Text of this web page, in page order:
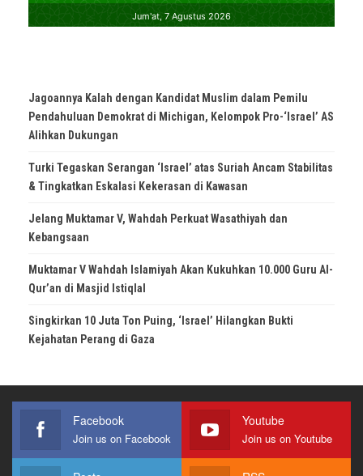
Jagoannya Kalah dengan Kandidat Muslim dalam Pemilu
Pendahuluan Demokrat di Michigan, Kelompok Pro-‘Israel’ AS
Alihkan Dukungan
Turki Tegaskan Serangan ‘Israel’ atas Suriah Ancam Stabilitas
& Tingkatkan Eskalasi Kekerasan di Kawasan
Jelang Muktamar V, Wahdah Perkuat Wasathiyah dan
Kebangsaan
Muktamar V Wahdah Islamiyah Akan Kukuhkan 10.000 Guru Al-
Qur’an di Masjid Istiqlal
Singkirkan 10 Juta Ton Puing, ‘Israel’ Hilangkan Bukti
Kejahatan Perang di Gaza
Facebook
Join us on Facebook
Youtube
Join us on Youtube